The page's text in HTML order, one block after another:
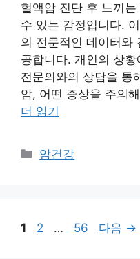
혈액암 진단 후 느끼
수 있는 감정입니다.
의 전문적인 데이터와
공합니다. 개인의 상
전문의와의 상담을 통
암, 어떤 증상을 주의
더 읽기
카
암건강
페
1
페
2 …
페
56 다음 →